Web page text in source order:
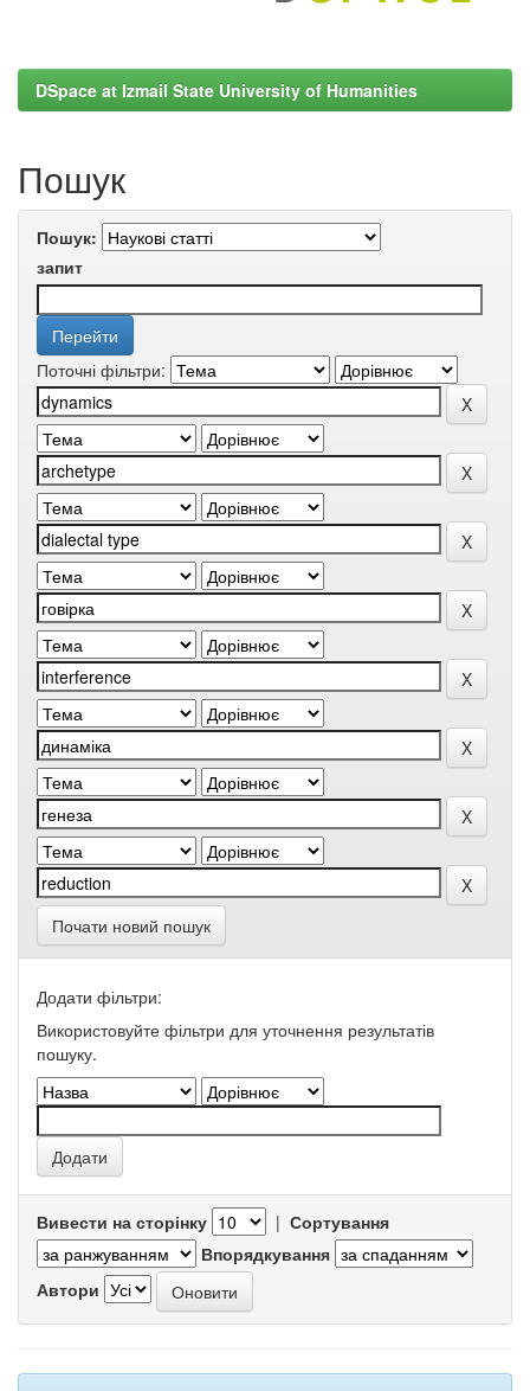
DSpace at Izmail State University of Humanities
Пошук
Пошук:
запит
Поточні фільтри:
Почати новий пошук
Додати фільтри:
Використовуйте фільтри для уточнення результатів
пошуку.
Вивести на сторінку | Сортування
Впорядкування
Автори